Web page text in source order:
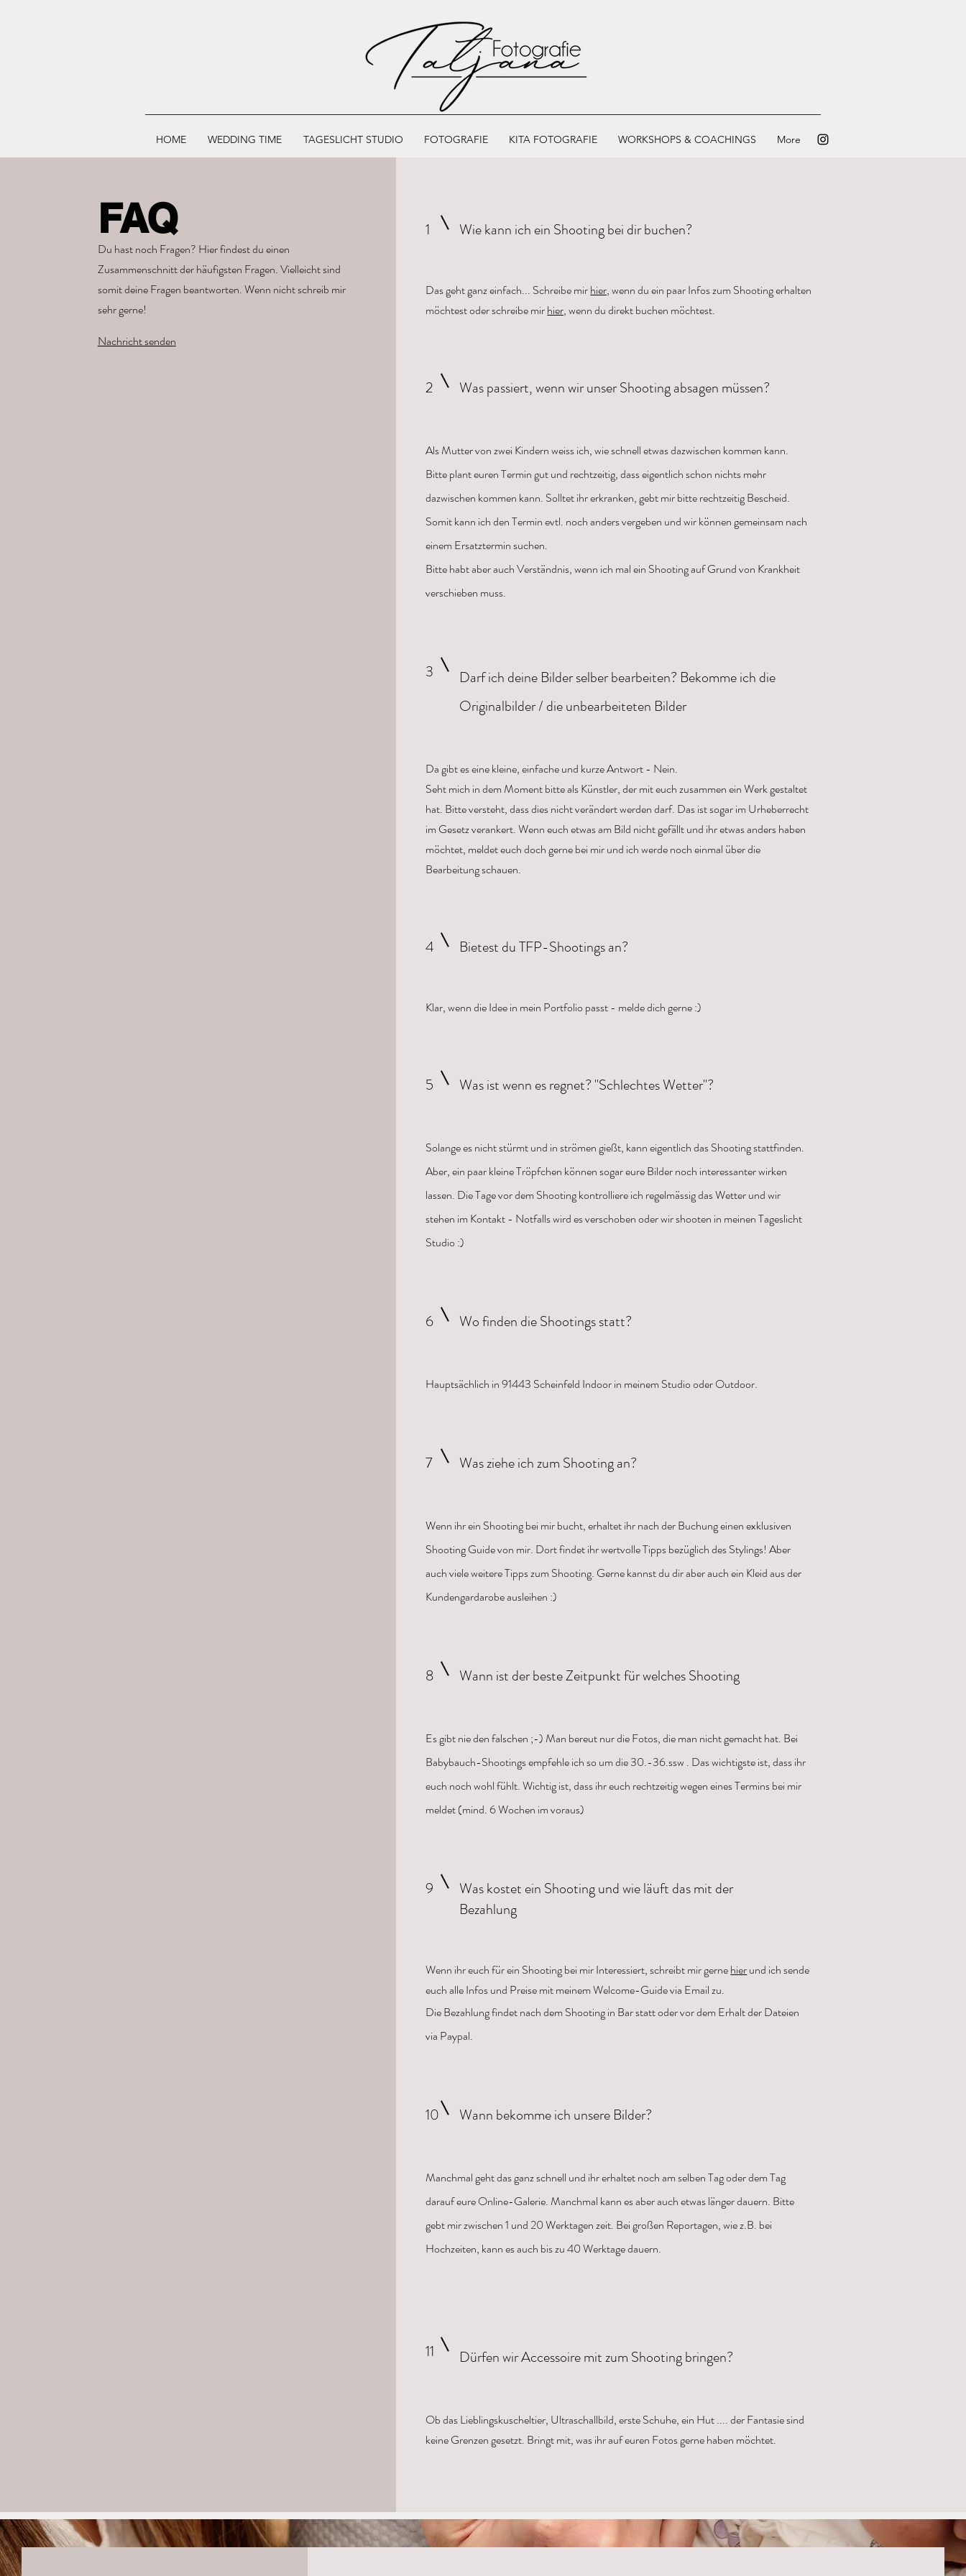
HOME WEDDING TIME TAGESLICHT STUDIO FOTOGRAFIE KITA FOTOGRAFIE WORKSHOPS & COACHINGS More
FAQ
Du hast noch Fragen? Hier findest du einen
Zusammenschnitt der häufigsten Fragen. Vielleicht sind
somit deine Fragen beantworten. Wenn nicht schreib mir
sehr gerne!
Nachricht senden
1 Wie kann ich ein Shooting bei dir buchen?
Das geht ganz einfach... Schreibe mirhier,wenn du ein paar Infos zum Shooting erhalten
möchtest oder schreibe mirhier,wenn du direkt buchen möchtest.
2 Was passiert, wenn wir unser Shooting absagen müssen?
Als Mutter von zwei Kindern weiss ich, wie schnell etwas dazwischen kommen kann.
Bitte plant euren Termin gut und rechtzeitig, dass eigentlich schon nichts mehr
dazwischen kommen kann. Solltet ihr erkranken, gebt mir bitte rechtzeitig Bescheid.
Somit kann ich den Termin evtl. noch anders vergeben und wir können gemeinsam nach
einem Ersatztermin suchen.
Bitte habt aber auch Verständnis, wenn ich mal ein Shooting auf Grund von Krankheit
verschieben muss.
3
Darf ich deine Bilder selber bearbeiten? Bekomme ich die
Originalbilder / die unbearbeiteten Bilder
Da gibt es eine kleine, einfache und kurze Antwort - Nein.
Seht mich in dem Moment bitte als Künstler, der mit euch zusammen ein Werk gestaltet
hat. Bitte versteht, dass dies nicht verändert werden darf. Das ist sogar im Urheberrecht
im Gesetz verankert. Wenn euch etwas am Bild nicht gefällt und ihr etwas anders haben
möchtet, meldet euch doch gerne bei mir und ich werde noch einmal über die
Bearbeitung schauen.
4 Bietest du TFP-Shootings an?
Klar, wenn die Idee in mein Portfolio passt - melde dich gerne :)
5 Was ist wenn es regnet? ''Schlechtes Wetter''?
Solange es nicht stürmt und in strömen gießt, kann eigentlich das Shooting stattfinden.
Aber, ein paar kleine Tröpfchen können sogar eure Bilder noch interessanter wirken
lassen. Die Tage vor dem Shooting kontrolliere ich regelmässig das Wetter und wir
stehen im Kontakt - Notfalls wird es verschoben oder wir shooten in meinen Tageslicht
Studio :)
6 Wo finden die Shootings statt?
Hauptsächlich in 91443 Scheinfeld Indoor in meinem Studio oder Outdoor.
7 Was ziehe ich zum Shooting an?
Wenn ihr ein Shooting bei mir bucht, erhaltet ihr nach der Buchung einen exklusiven
Shooting Guide von mir. Dort findet ihr wertvolle Tipps bezüglich des Stylings! Aber
auch viele weitere Tipps zum Shooting. Gerne kannst du dir aber auch ein Kleid aus der
Kundengardarobe ausleihen :)
8 Wann ist der beste Zeitpunkt für welches Shooting
Es gibt nie den falschen ;-) Man bereut nur die Fotos, die man nicht gemacht hat. Bei
Babybauch-Shootings empfehle ich so um die 30.-36.ssw . Das wichtigste ist, dass ihr
euch noch wohl fühlt. Wichtig ist, dass ihr euch rechtzeitig wegen eines Termins bei mir
meldet (mind. 6 Wochen im voraus)
9
Was kostet ein Shooting und wie läuft das mit der
Bezahlung
Wenn ihr euch für ein Shooting bei mir Interessiert, schreibt mir gernehierund ich sende
euch alle Infos und Preise mit meinem Welcome-Guide via Email zu.
Die Bezahlung findet nach dem Shooting in Bar statt oder vor dem Erhalt der Dateien
via Paypal.
10 Wann bekomme ich unsere Bilder?
Manchmal geht das ganz schnell und ihr erhaltet noch am selben Tag oder dem Tag
darauf eure Online-Galerie. Manchmal kann es aber auch etwas länger dauern. Bitte
gebt mir zwischen 1 und 20 Werktagen zeit. Bei großen Reportagen, wie z.B. bei
Hochzeiten, kann es auch bis zu 40 Werktage dauern.
11 Dürfen wir Accessoire mit zum Shooting bringen?
Ob das Lieblingskuscheltier, Ultraschallbild, erste Schuhe, ein Hut .... der Fantasie sind
keine Grenzen gesetzt. Bringt mit, was ihr auf euren Fotos gerne haben möchtet.